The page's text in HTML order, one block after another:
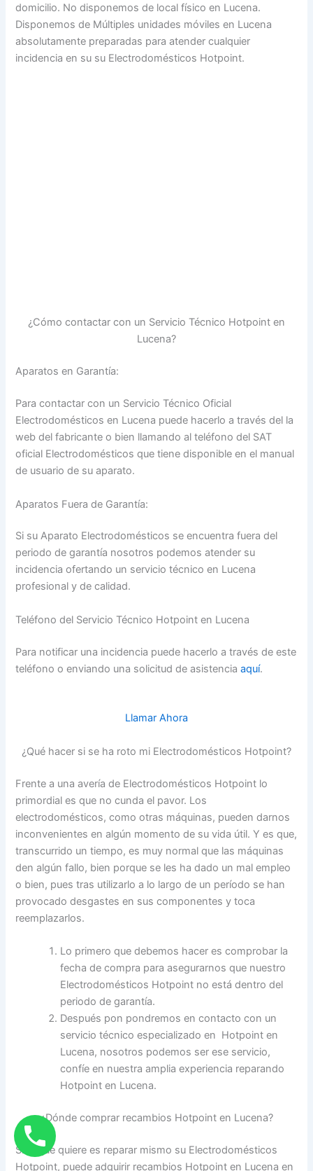
domicilio. No disponemos de local físico en Lucena.
Disponemos de Múltiples unidades móviles en Lucena
absolutamente preparadas para atender cualquier
incidencia en su su Electrodomésticos Hotpoint.
¿Cómo contactar con un Servicio Técnico Hotpoint en
Lucena?
Aparatos en Garantía:
Para contactar con un Servicio Técnico Oficial
Electrodomésticos en Lucena puede hacerlo a través del la
web del fabricante o bien llamando al teléfono del SAT
oficial Electrodomésticos que tiene disponible en el manual
de usuario de su aparato.
Aparatos Fuera de Garantía:
Si su Aparato Electrodomésticos se encuentra fuera del
periodo de garantía nosotros podemos atender su
incidencia ofertando un servicio técnico en Lucena
profesional y de calidad.
Teléfono del Servicio Técnico Hotpoint en Lucena
Para notificar una incidencia puede hacerlo a través de este
teléfono o enviando una solicitud de asistenciaaquí.
Llamar Ahora
¿Qué hacer si se ha roto mi Electrodomésticos Hotpoint?
Frente a una avería de Electrodomésticos Hotpoint lo
primordial es que no cunda el pavor. Los
electrodomésticos, como otras máquinas, pueden darnos
inconvenientes en algún momento de su vida útil. Y es que,
transcurrido un tiempo, es muy normal que las máquinas
den algún fallo, bien porque se les ha dado un mal empleo
o bien, pues tras utilizarlo a lo largo de un período se han
provocado desgastes en sus componentes y toca
reemplazarlos.
Lo primero que debemos hacer es comprobar la
fecha de compra para asegurarnos que nuestro
Electrodomésticos Hotpoint no está dentro del
periodo de garantía.
Después pon pondremos en contacto con un
servicio técnico especializado en Hotpoint en
Lucena, nosotros podemos ser ese servicio,
confíe en nuestra amplia experiencia reparando
Hotpoint en Lucena.
¿Dónde comprar recambios Hotpoint en Lucena?
Si lo que quiere es reparar mismo su Electrodomésticos
Hotpoint, puede adquirir recambios Hotpoint en Lucena en